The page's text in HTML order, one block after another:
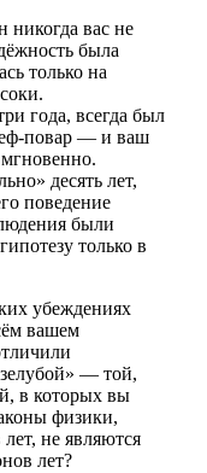
никогда вас не
была
только на
года, всегда был
повар — и ваш
десять лет,
поведение
были
только в
убеждениях
вашем
— той,
в которых вы
физики,
не являются
лет?